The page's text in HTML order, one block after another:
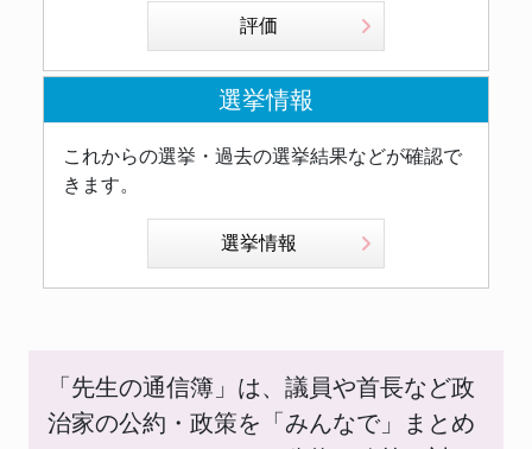
評価
選挙情報
これからの選挙・過去の選挙結果などが確認で
きます。
選挙情報
「先生の通信簿」は、議員や首長など政
治家の公約・政策を「みんなで」まとめ